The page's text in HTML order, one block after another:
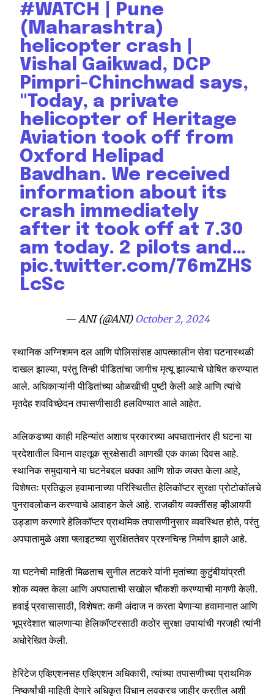
SUBSCRIBERS and be part of the
conversation.
To subscribe, simply enter your email address on our website
or click the subscribe button below. Don't worry, we respect
safe with us.
I've read and accept thePrivacy Policy
Fans
32,111
Followers Followers
#WATCH | Pune
(Maharashtra)
helicopter crash |
Vishal Gaikwad, DCP
Pimpri-Chinchwad says,
"Today, a private
helicopter of Heritage
Aviation took off from
Oxford Helipad
Bavdhan. We received
information about its
crash immediately
after it took off at 7.30
am today. 2 pilots and…
pic.twitter.com/76mZHS
LcSc
— ANI (@ANI) October 2, 2024
स्थानिक अग्निशमन दल आणि पोलिसांसह आपत्कालीन सेवा घटनास्थळी
दाखल झाल्या, परंतु तिन्ही पीडितांचा जागीच मृत्यू झाल्याचे घोषित करण्यात
आले. अधिकाऱ्यांनी पीडितांच्या ओळखीची पुष्टी केली आहे आणि त्यांचे
मृतदेह शवविच्छेदन तपासणीसाठी हलविण्यात आले आहेत.
अलिकडच्या काही महिन्यांत अशाच प्रकारच्या अपघातानंतर ही घटना या
प्रदेशातील विमान वाहतूक सुरक्षेसाठी आणखी एक काळा दिवस आहे.
स्थानिक समुदायाने या घटनेबद्दल धक्का आणि शोक व्यक्त केला आहे,
विशेषतः प्रतिकूल हवामानाच्या परिस्थितीत हेलिकॉप्टर सुरक्षा प्रोटोकॉलचे
पुनरावलोकन करण्याचे आवाहन केले आहे. राजकीय व्यक्तींसह व्हीआयपी
उड्डाण करणारे हेलिकॉप्टर प्राथमिक तपासणीनुसार व्यवस्थित होते, परंतु
अपघातामुळे अशा फ्लाइटच्या सुरक्षिततेवर प्रश्नचिन्ह निर्माण झाले आहे.
या घटनेची माहिती मिळताच सुनील तटकरे यांनी मृतांच्या कुटुंबीयांप्रती
शोक व्यक्त केला आणि अपघाताची सखोल चौकशी करण्याची मागणी केली.
हवाई प्रवासासाठी, विशेषत: कमी अंदाज न करता येणाऱ्या हवामानात आणि
भूप्रदेशात चालणाऱ्या हेलिकॉप्टरसाठी कठोर सुरक्षा उपायांची गरजही त्यांनी
अधोरेखित केली.
हेरिटेज एव्हिएशनसह एव्हिएशन अधिकारी, त्यांच्या तपासणीच्या प्राथमिक
निष्कर्षांची माहिती देणारे अधिकृत विधान लवकरच जाहीर करतील अशी